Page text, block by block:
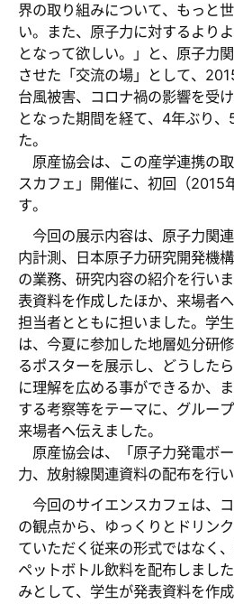
界の取り組みについて、もっと
い。また、原子力に対するより
となって欲しい。」と、原子力
させた「交流の場」として、
台風被害、コロナ禍の影響を受
となった期間を経て、4年ぶり
た。
原産協会は、この産学連携の
スカフェ」開催に、初回（2015
す。
今回の展示内容は、原子力関
内計測、日本原子力研究開発機
の業務、研究内容の紹介を行い
表資料を作成したほか、来場者
担当者とともに担いました。学
は、今夏に参加した地層処分研
るポスターを展示し、どうした
に理解を広める事ができるか、
する考察等をテーマに、グルー
来場者へ伝えました。
原産協会は、「原子力発電ボ
力、放射線関連資料の配布を行い
今回のサイエンスカフェは、
の観点から、ゆっくりとドリン
ていただく従来の形式ではなく
ペットボトル飲料を配布しまし
みとして、学生が発表資料を作